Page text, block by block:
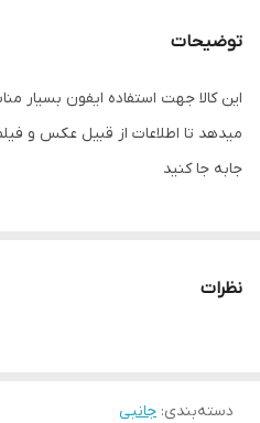
توضیحات
این کالا جهت استفاده ایفون بسیار
میدهد تا اطلاعات از قبیل عکس و
جابه جا کنید
نظرات
دسته‌بندی: جانبی